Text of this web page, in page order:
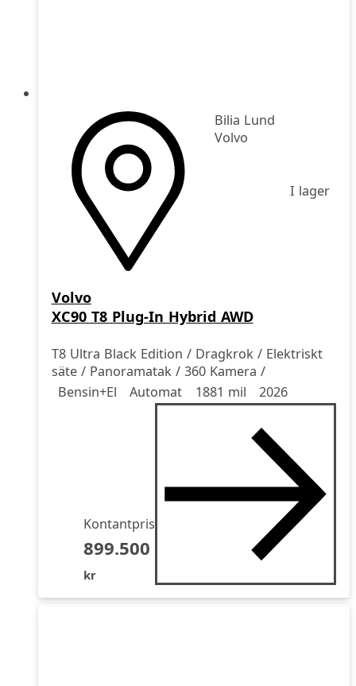
Bilia Lund
Volvo
I lager
Volvo
XC90 T8 Plug-In Hybrid AWD
T8 Ultra Black Edition / Dragkrok / Elektriskt
säte / Panoramatak / 360 Kamera /
Drivmedel
Bensin+El
Drivmedel Automat
Miltal 1881 mil
årsmodell 2026
Kontantpris
899.500
kr